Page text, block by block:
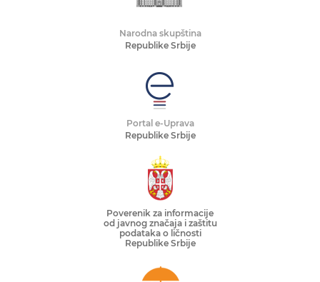
Narodna skupština
Republike Srbije
Portal e-Uprava
Republike Srbije
Poverenik za informacije
od javnog značaja i zaštitu
podataka o ličnosti
Republike Srbije